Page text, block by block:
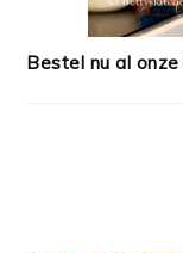
Bestel nu al